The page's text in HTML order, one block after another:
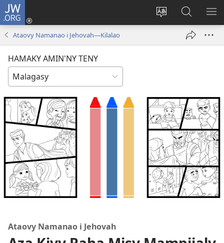
JW.ORG
Hiova
Hiditra
(manokatra
ato
Amin’ny
Ataovy Namanao i Jehovah​—Kilalao
HAMAKY AMIN'NY TENY
Ataovy Namanao i Jehovah